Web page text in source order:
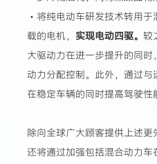
・将纯电动车研发技术转用
载的电机， 实现电动四驱。较
大驱动力在进一步提升的同
动力分配控制。此外，通过
在稳定车辆的同时提高驾驶性
除向全球广大顾客提供上述
还将通过加强包括混合动力